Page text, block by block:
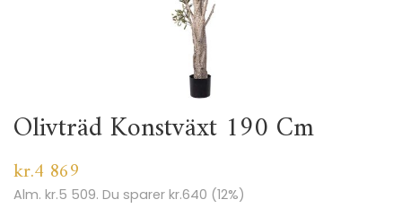
Olivträd Konstväxt 190 Cm
kr.4 869
Alm. kr.5 509. Du sparer kr.640 (12%)